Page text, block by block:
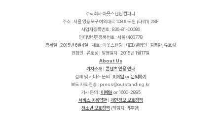
주식회사 아웃스탠딩 컴퍼니
주소 : 서울 영등포구 여의대로 108 파크원 (타워1) 28F
사업자등록번호 : 836-81-00086
인터넷신문등록번호 : 서울 아03778
등록일 : 2015년 6월4일 | 제호 : 아웃스탠딩 | 대표/발행인 : 김동환, 류호성
편집인 : 류호성 | 발행일자 : 2015년 1월17일
About Us
기자소개| 콘텐츠 인용 안내
결제 및 서비스 문의 : 이메일 or문의하기
보도 자료 전송 :
r
k
g
n
i
d
n
a
t
s
t
u
o
@
s
s
e
r
p
기사 문의 : 이메일 or 1600-2895
서비스 이용약관| 개인정보 보호정책
청소년 보호정책 (책임자: 박주현)